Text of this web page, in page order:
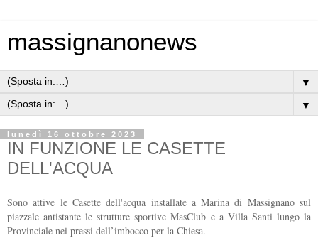
massignanonews
▼
▼
lunedì 16 ottobre 2023
IN FUNZIONE LE CASETTE
DELL'ACQUA
Sono attive le Casette dell'acqua installate a Marina di Massignano sul
piazzale antistante le strutture sportive MasClub e a Villa Santi lungo la
Provinciale nei pressi dell’imbocco per la Chiesa.